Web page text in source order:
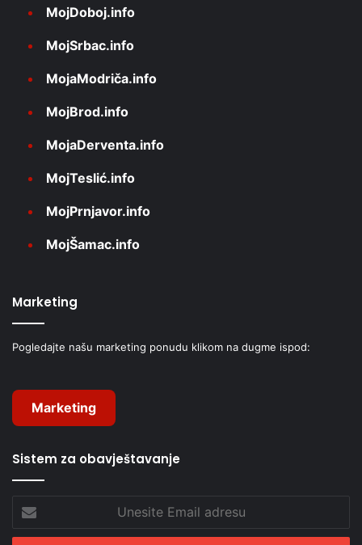
MojDoboj.info
MojSrbac.info
MojaModriča.info
MojBrod.info
MojaDerventa.info
MojTeslić.info
MojPrnjavor.info
MojŠamac.info
Marketing
Pogledajte našu marketing ponudu klikom na dugme ispod:
Marketing
Sistem za obavještavanje
Email
adresu